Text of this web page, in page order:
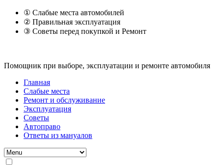
① Слабые места автомобилей
② Правильная эксплуатация
③ Советы перед покупкой и Ремонт
Помощник при выборе, эксплуатации и ремонте автомобиля
Главная
Слабые места
Ремонт и обслуживание
Эксплуатация
Советы
Автоправо
Ответы из мануалов